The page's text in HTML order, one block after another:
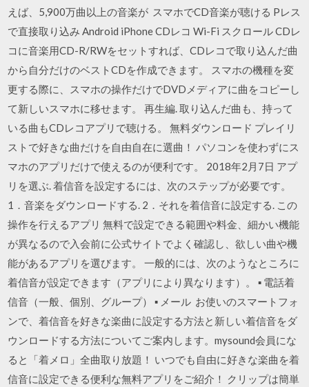
えば、5,900万曲以上の音楽が スマホでCD音楽が聴ける Pレス
で直接取り込み Android iPhone CDレコ Wi-Fi スクロール CDレ
コに音楽用CD-R/RWをセットすれば、CDレコで取り込んだ曲
から自分だけのベストCDを作成できます。 スマホの機種を変
更する際に、スマホの操作だけでDVDメディアに曲をコピーし
て新しいスマホに移せます。 再生編. 取り込んだ曲も、持って
いる曲もCDレコアプリで聴ける。 無料ダウンロード プレイリ
ストで好きな曲だけを自由自在に選曲！ パソコンを使わずにス
マホのアプリだけで使えるのが便利です。 2018年2月7日 アプ
リを選ぶ. 着信音を設定するには、次のステップが必要です。
1．音楽をダウンロードする. 2．それを着信音に設定する. この
操作を行えるアプリ 無料で設定できる範囲や料金、細かい機能
が異なるので入会前に公式サイトでよく確認し、欲しい曲や機
能があるアプリを選びます。 一般的には、次のようなところに
着信音が設定できます（アプリにより異なります）。 ▪︎ 電話着
信音（一般、個別、グループ） ▪︎ メール お使いのスマートフォ
ンで、着信音を好きな楽曲に設定する方法と新しい着信音をダ
ウンロードする方法についてご案内します。mysound会員にな
ると「着メロ」全曲取り放題！ いつでも自由に好きな楽曲を着
信音に設定できる便利な無料アプリをご紹介！ クリップは簡単